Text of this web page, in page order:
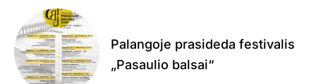
Palangoje prasideda festivalis
„Pasaulio balsai“